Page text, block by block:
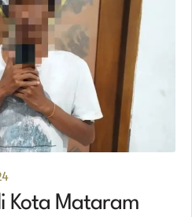
Kota Mataram